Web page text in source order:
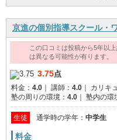
京進の個別指導スクール
この口コミは投稿から5年以
は異なる可能性が有ります。
3.75点
料金： 4.0 講師： 4.0 カリキ
塾の周りの環境： 4.0 塾内の環
生徒 通学時の学年： 中学生
料金